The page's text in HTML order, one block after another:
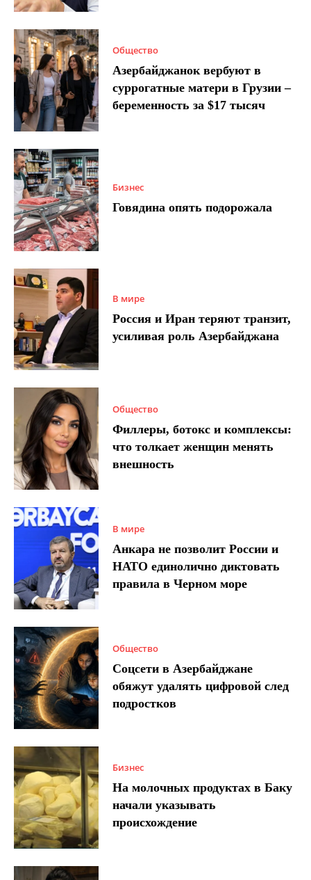
Общество
Азербайджанок вербуют в
суррогатные матери в Грузии –
беременность за $17 тысяч
Бизнес
Говядина опять подорожала
В мире
Россия и Иран теряют транзит,
усиливая роль Азербайджана
Общество
Филлеры, ботокс и комплексы:
что толкает женщин менять
внешность
В мире
Анкара не позволит России и
НАТО единолично диктовать
правила в Черном море
Общество
Соцсети в Азербайджане
обяжут удалять цифровой след
подростков
Бизнес
На молочных продуктах в Баку
начали указывать
происхождение